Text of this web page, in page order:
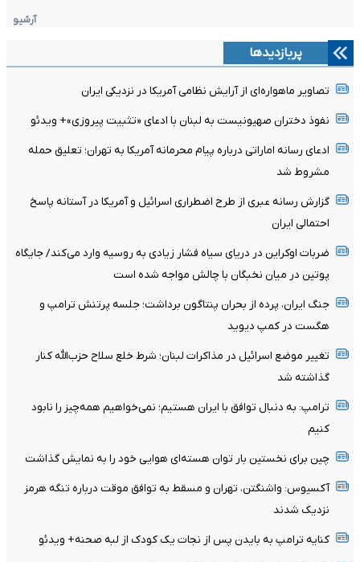
آرشیو
پربازدیدها
تصاویر ماهواره‌ای از آرایش نظامی آمریکا در نزدیکی ایران
نفوذ دختران صهیونیست به لبنان با ادعای «تثبیت پیروزی»+ ویدئو
ادعای رسانه اماراتی درباره پیام محرمانه آمریکا به تهران؛ تعلیق حمله
مشروط شد
گزارش رسانه عبری از طرح اضطراری اسرائیل و آمریکا در آستانه پاسخ
احتمالی ایران
ضربات اوکراین در دریای سیاه فشار زیادی به روسیه وارد می‌کند/ جایگاه
پوتین در میان نخبگان با چالش مواجه شده است
جنگ ایران، پرده از بحران پنتاگون برداشت؛ جلسه پرتنش ترامپ و
هگست در کمپ دیوید
تغییر موضع اسرائیل در مذاکرات لبنان؛ شرط خلع سلاح حزب‌الله کنار
گذاشته شد
ترامپ: به دنبال توافق با ایران هستیم؛ نمی‌خواهیم همه‌چیز را نابود
کنیم
چین برای نخستین بار توان هسته‌ای هوایی خود را به نمایش گذاشت
آکسیوس: واشنگتن، تهران و مسقط به توافق موقت درباره تنگه هرمز
نزدیک شدند
کنایه ترامپ به بایدن پس از نجات یک کودک از لبه صحنه+ ویدئو